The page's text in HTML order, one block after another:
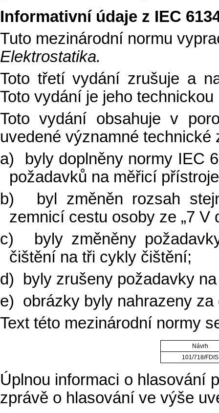
Informativní údaje z IEC
Tuto mezinárodní normu
Elektrostatika.
Toto třetí vydání zrušuje a
Toto vydání je jeho
Toto vydání obsahuje v
uvedené významné technické
a)
byly doplněny normy IEC
požadavků na měřicí
b)
byl změněn rozsah
zemnicí cestu osoby ze „7 V
c)
byly změněny
čištění na tři cykly čištění;
d)
byly zrušeny požadavky
e) obrázky byly nahrazeny
Text této mezinárodní normy
Návrh
101/718/FDIS
Úplnou informaci o hlasování
zprávě o hlasování ve výše